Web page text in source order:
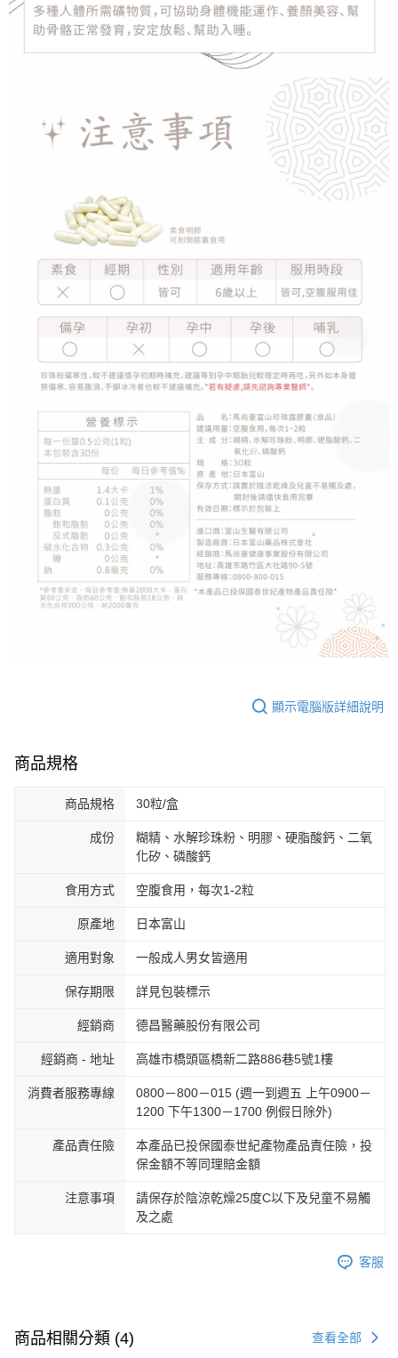
顯示電腦版詳細說明
商品規格
商品規格 30粒/盒
成份
糊精、水解珍珠粉、明膠、硬脂酸鈣、二氧
化矽、磷酸鈣
食用方式 空腹食用，每次1-2粒
原產地 日本富山
適用對象 一般成人男女皆適用
保存期限 詳見包裝標示
經銷商 德昌醫藥股份有限公司
經銷商 - 地址 高雄市橋頭區橋新二路886巷5號1樓
消費者服務專線
0800－800－015 (週一到週五 上午0900－
1200 下午1300－1700 例假日除外)
產品責任險
本產品已投保國泰世紀產物產品責任險，投
保金額不等同理賠金額
注意事項
請保存於陰涼乾燥25度C以下及兒童不易觸
及之處
客服
商品相關分類 (4) 查看全部